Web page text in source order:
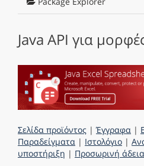
Java API για
Σελίδα προϊόντος |Έγγραφα |
Παραδείγματα | Ιστολόγιο |
υποστήριξη | Προσωρινή άδεια